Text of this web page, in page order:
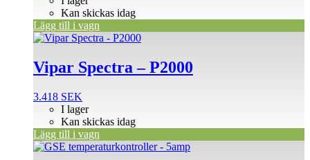
Kan skickas idag
Lägg till i vagn
Vipar Spectra – P2000
3.418 SEK
I lager
Kan skickas idag
Lägg till i vagn